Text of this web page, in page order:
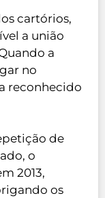
cartórios,
a união
a
no
reconhecido
de
o
2013,
os